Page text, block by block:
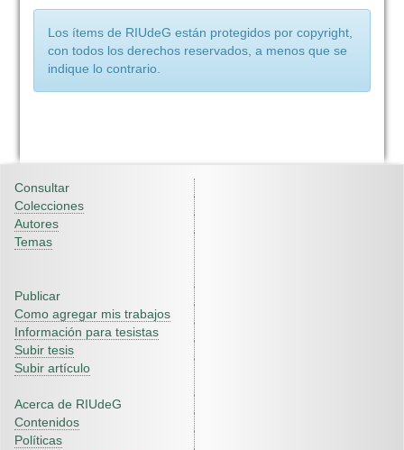
Los ítems de RIUdeG están protegidos por copyright,
con todos los derechos reservados, a menos que se
indique lo contrario.
Consultar
Colecciones
Autores
Temas
Publicar
Como agregar mis trabajos
Información para tesistas
Subir tesis
Subir artículo
Acerca de RIUdeG
Contenidos
Políticas